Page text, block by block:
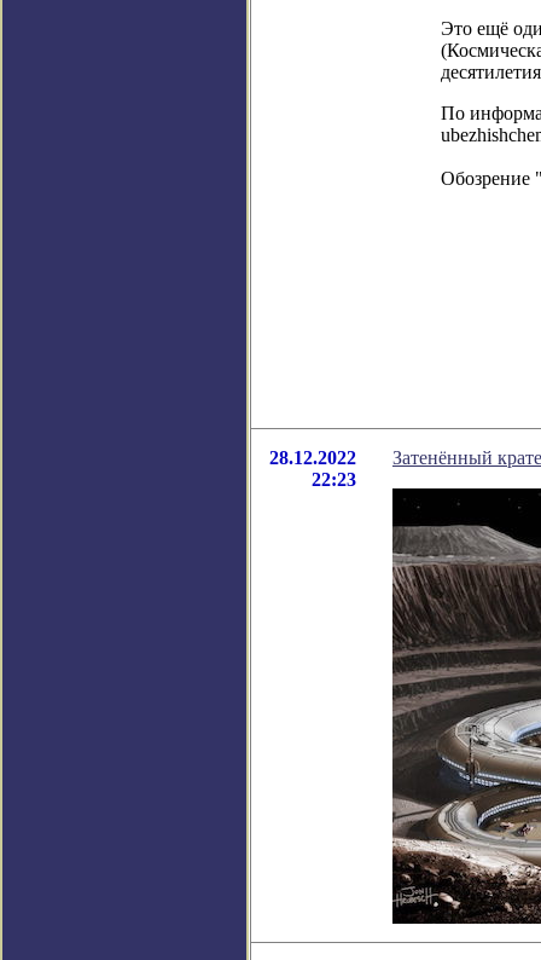
Это ещё
По
Обозрение
28.12.2022
22:23
Затенённый